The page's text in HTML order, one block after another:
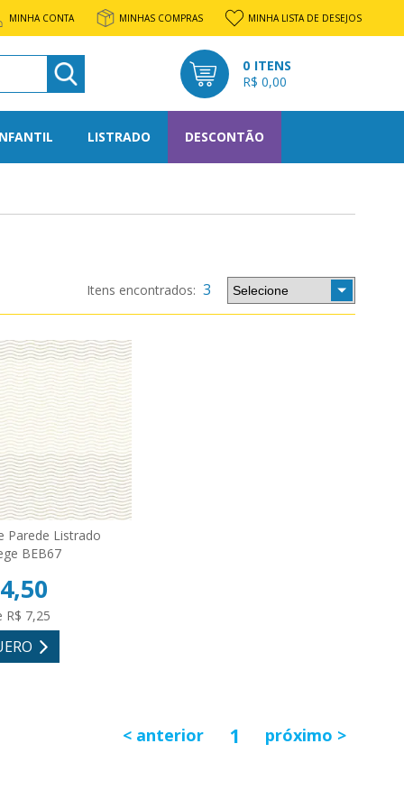
MINHA CONTA MINHAS COMPRAS MINHA LISTA DE DESEJOS
0
R$ 0,00
LISTRADO DESCONTÃO
3
Parede Listrado
BEB67
R$ 7,25
anterior 1 próximo